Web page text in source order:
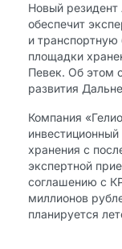
Новый
обеспечит
и транспортную
площадки
Певек. Об этом
развития
Компания
хранения с
экспертной
соглашению с
миллионов
планируется